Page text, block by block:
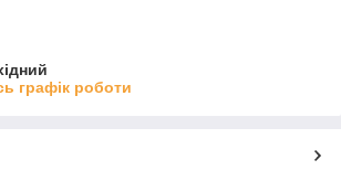
графік роботи